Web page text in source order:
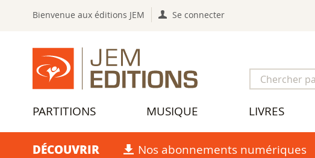
Bienvenue aux éditions JEM Se connecter
PARTITIONS MUSIQUE LIVRES
DÉCOUVRIR Nos abonnements numériques